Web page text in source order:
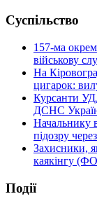
Суспільство
157-ма
військову
На
цигарок:
Курсанти
ДСНС
Начальнику
підозру
Захисники,
каякінгу
Події